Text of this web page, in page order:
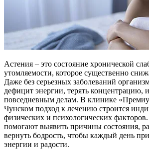
Астения – это состояние хронической
утомляемости, которое существенно
Даже без серьезных заболеваний
дефицит энергии, терять концентрацию,
повседневным делам. В клинике
Чунском подход к лечению строится
физических и психологических
помогают выявить причины состояния,
вернуть бодрость, чтобы каждый день
энергии и радости.